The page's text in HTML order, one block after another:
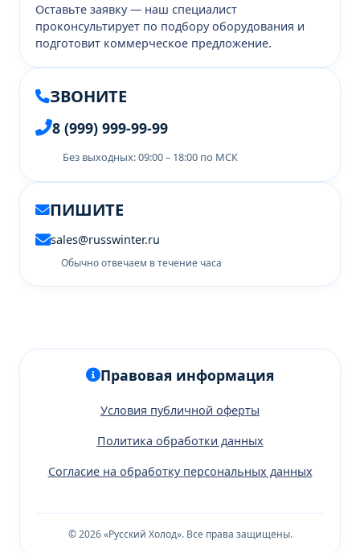
Оставьте заявку — наш специалист
проконсультирует по подбору оборудования и
подготовит коммерческое предложение.
ЗВОНИТЕ
8 (999) 999-99-99
Без выходных: 09:00 – 18:00 по МСК
ПИШИТЕ
sales@russwinter.ru
Обычно отвечаем в течение часа
Правовая информация
Условия публичной оферты
Политика обработки данных
Согласие на обработку персональных данных
© 2026 «Русский Холод». Все права защищены.